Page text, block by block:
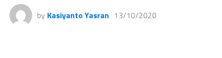
by Kasiyanto Yasran 13/10/2020